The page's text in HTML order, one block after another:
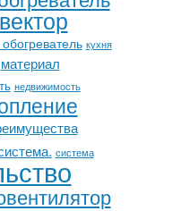
обогреватель кухня
материал
недвижимость
система